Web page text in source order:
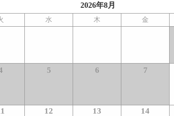
2026年8月
水 木 金
5 6 7
12 13 14